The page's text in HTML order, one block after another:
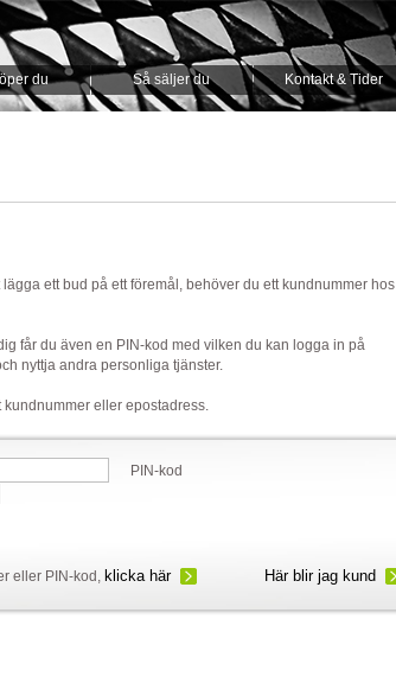
du Så säljer du Kontakt & Tider
ett bud på ett föremål, behöver du ett kundnummer hos
får du även en PIN-kod med vilken du kan logga in på
nyttja andra personliga tjänster.
eller epostadress.
PIN-kod
eller PIN-kod, klicka här Här blir jag kund